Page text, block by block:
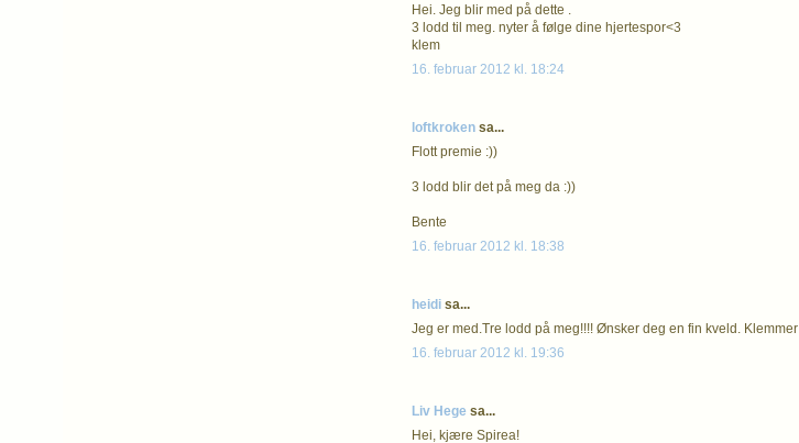
Hei. Jeg blir med på dette .
3 lodd til meg. nyter å følge dine hjertespor<3
klem
16. februar 2012 kl. 18:24
loftkroken sa...
Flott premie :))
3 lodd blir det på meg da :))
Bente
16. februar 2012 kl. 18:38
heidi sa...
Jeg er med.Tre lodd på meg!!!! Ønsker deg en fin kveld. Klemmer
16. februar 2012 kl. 19:36
Liv Hege sa...
Hei, kjære Spirea!